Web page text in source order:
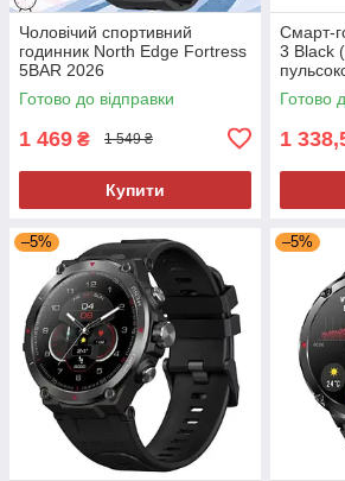
Чоловічий спортивний
годинник North Edge Fortress
5BAR 2026
Готово до відправки
1 469 ₴ 1 549 ₴
Купити
Смарт-
3 Black
Готово
1
–5% –5%